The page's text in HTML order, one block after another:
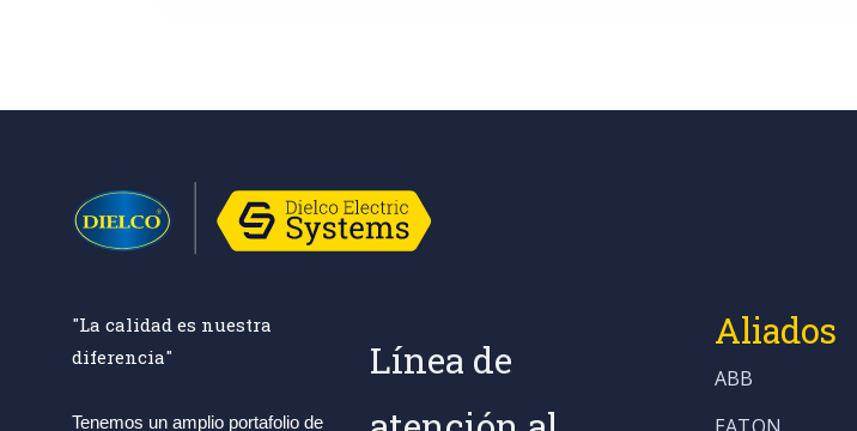
"La calidad es nuestra
diferencia"
Tenemos un amplio portafolio de
Línea de
Aliados
ABB